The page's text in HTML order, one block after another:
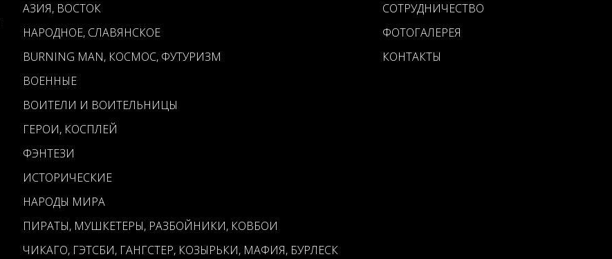
АЗИЯ, ВОСТОК
НАРОДНОЕ, СЛАВЯНСКОЕ
BURNING MAN, КОСМОС, ФУТУРИЗМ
ВОЕННЫЕ
ВОИТЕЛИ И ВОИТЕЛЬНИЦЫ
ГЕРОИ, КОСПЛЕЙ
ФЭНТЕЗИ
ИСТОРИЧЕСКИЕ
НАРОДЫ МИРА
ПИРАТЫ, МУШКЕТЕРЫ, РАЗБОЙНИКИ, КОВБОИ
ЧИКАГО, ГЭТСБИ, ГАНГСТЕР, КОЗЫРЬКИ, МАФИЯ, БУРЛЕСК
СОТРУДНИЧЕСТВО
ФОТОГАЛЕРЕЯ
КОНТАКТЫ